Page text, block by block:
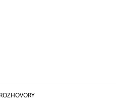
ROZHOVORY